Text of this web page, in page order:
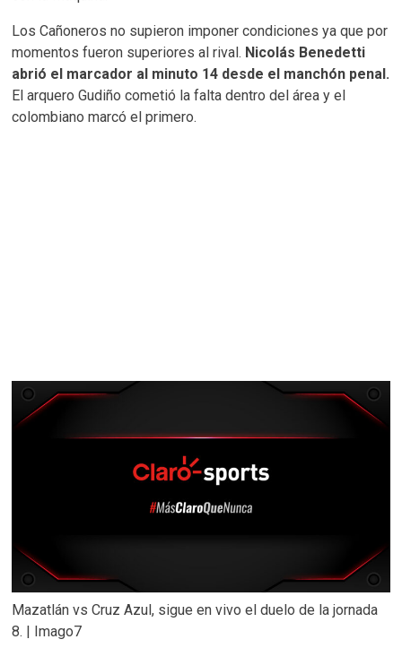
Los Cañoneros no supieron imponer condiciones ya que por
momentos fueron superiores al rival. Nicolás Benedetti
abrió el marcador al minuto 14 desde el manchón penal.
El arquero Gudiño cometió la falta dentro del área y el
colombiano marcó el primero.
Mazatlán vs Cruz Azul, sigue en vivo el duelo de la jornada
8. | Imago7